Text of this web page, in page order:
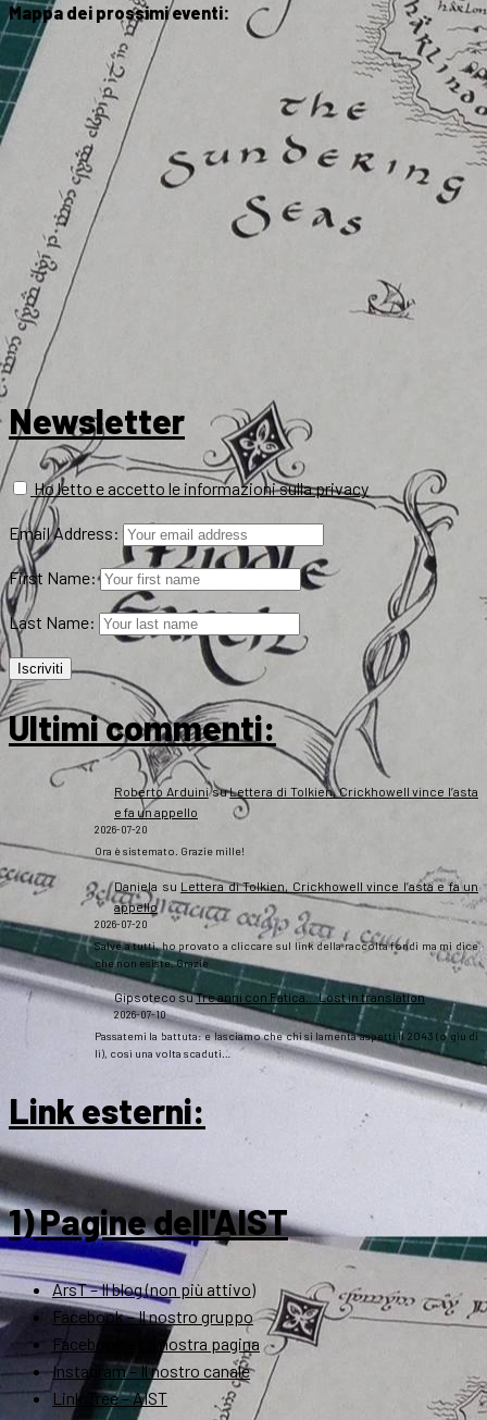
Mappa dei prossimi eventi:
Newsletter
Ho letto e accetto le informazioni sulla privacy
Email Address:
First Name:
Last Name:
Ultimi commenti:
Roberto ArduinisuLettera di Tolkien, Crickhowell vince l’asta
e fa un appello
2026-07-20
Ora è sistemato. Grazie mille!
Daniela su Lettera di Tolkien, Crickhowell vince l’asta e fa un
appello
2026-07-20
Salve a tutti, ho provato a cliccare sul link della raccolta fondi ma mi dice
che non esiste. Grazie
GipsotecosuTre anni con Fatica… Lost in translation
2026-07-10
Passatemi la battuta: e lasciamo che chi si lamenta aspetti il 2043 (o giù di
lì), così una volta scaduti…
Link esterni:
1) Pagine dell'AIST
ArsT – Il blog (non più attivo)
Facebook – Il nostro gruppo
Facebook – La nostra pagina
Instagram – Il nostro canale
Link Tree – AIST